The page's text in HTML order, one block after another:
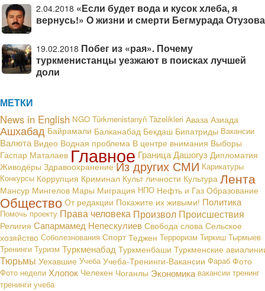
2.04.2018 «Если будет вода и кусок хлеба, я
вернусь!» О жизни и смерти Бегмурада Отузова
19.02.2018 Побег из «рая». Почему
туркменистанцы уезжают в поисках лучшей
доли
МЕТКИ
News in English NGO Türkmenistanyň Täzelikleri Аваза Азиада
Ашхабад Байрамали Балканабад Бекдаш Бипатриды Вакансии
Валюта Видео Водная проблема В центре внимания Выборы
Гаспар Маталаев Главное ГраницаДашогуз Дипломатия
Живодёры Здравоохранение Из других СМИ Карикатуры
Конкурсы Коррупция Криминал Культ личности Культура Лента
Мансур Мингелов Мары Миграция НПО Нефть и Газ Образование
Общество От редакции Покажите их живыми! Политика
Помочь проекту Права человека Произвол Происшествия
Религия Сапармамед Непескулиев Свобода слова Сельское
хозяйство Соболезнования Спорт Теджен Терроризм Тиркиш Тырмыев
Тренинги Туризм Туркменабад Туркменбаши Туркменские
Тюрьмы Уехавшие Учеба Учеба-Тренинги-Вакансии Фараб Фото
Фото недели Хлопок Челекен Чоганлы Экономика вакансии тренинг
тренинги учеба